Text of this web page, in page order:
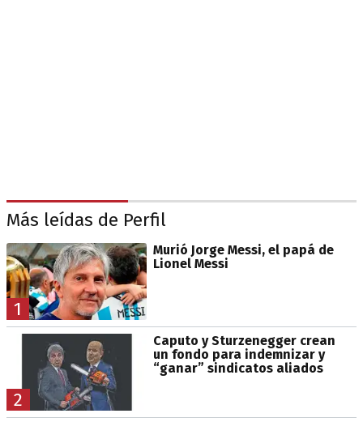
Más leídas de Perfil
1
Murió Jorge Messi, el papá de
Lionel Messi
2
Caputo y Sturzenegger crean
un fondo para indemnizar y
“ganar” sindicatos aliados